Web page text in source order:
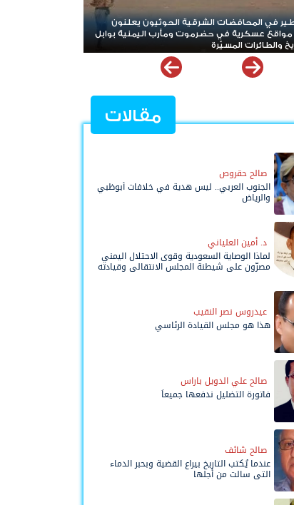
استنزاف غير مسبوق.. حرب إيران تلتهم معظم مخزون
صواريخ "ثاد" الأمريكية وتدق ناقوس الخطر داخل البنتاغون
مقالات
صالح حقروص
الجنوب العربي.. ليس هدية في خلافات أبوظبي
والرياض
د. أمين العلياني
لماذا الوصاية السعودية وقوى الاحتلال اليمني
مصرّون على شيطنة المجلس الانتقالي وقيادته
عيدروس نصر النقيب
هذا هو مجلس القيادة الرئاسي
صالح علي الدويل باراس
فاتورة التضليل ندفعها جميعاً
صالح شائف
عندما يُكتب التاريخ بيراع القضية وبحبر الدماء
التي سالت من أجلها